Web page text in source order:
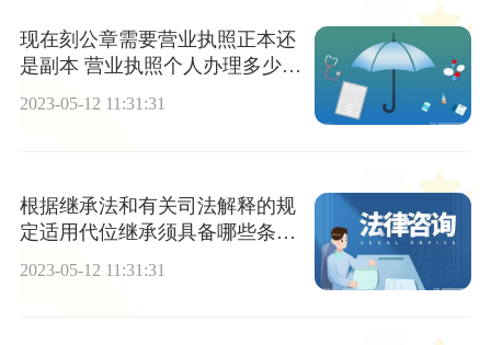
现在刻公章需要营业执照正本还
是副本 营业执照个人办理多少
钱？
2023-05-12 11:31:31
根据继承法和有关司法解释的规
定适用代位继承须具备哪些条
2023-05-12 11:31:31